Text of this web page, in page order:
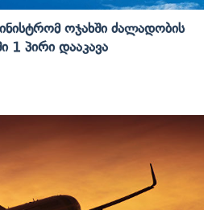
Ოჯახში Ძალადობის
1 Პირი Დააკავა